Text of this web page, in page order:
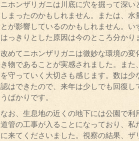
ニホンザリガニは川底に穴を掘って深い
しまったのかもしれません。または、水
とが影響しているのかもしれません。い
はっきりとした原因は今のところ分かり
改めてニホンザリガニは微妙な環境の変
き物であることが実感されました。また
を守っていく大切さも感じます。数は少
認はできたので、来年は少しでも回復し
うばかりです。
なお、生息地の近くの地下には公園で
道管の工事が入ることになっており、
に来てくださいました。視察の結果、